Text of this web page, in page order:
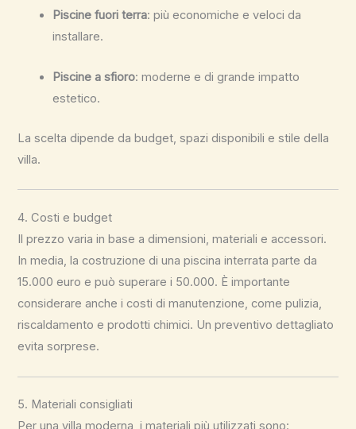
Piscine fuori terra: più economiche e veloci da
installare.
Piscine a sfioro: moderne e di grande impatto
estetico.
La scelta dipende da budget, spazi disponibili e stile della
villa.
4. Costi e budget
Il prezzo varia in base a dimensioni, materiali e accessori.
In media, la costruzione di una piscina interrata parte da
15.000 euro e può superare i 50.000. È importante
considerare anche i costi di manutenzione, come pulizia,
riscaldamento e prodotti chimici. Un preventivo dettagliato
evita sorprese.
5. Materiali consigliati